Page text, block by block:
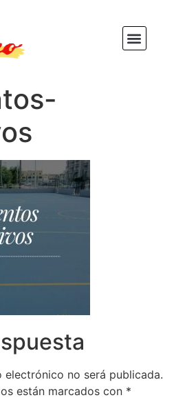
no será publicada.
están marcados con *